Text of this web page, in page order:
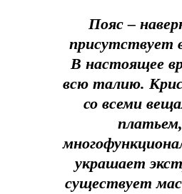
Пояс –
присутствует
В настоящее
всю талию.
со всеми
украшает
существует